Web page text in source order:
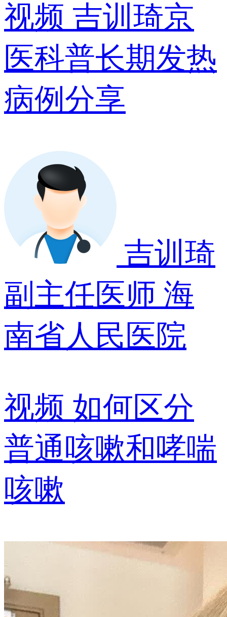
视频 吉训琦京
医科普长期发热
病例分享
吉训琦
副主任医师 海
南省人民医院
视频 如何区分
普通咳嗽和哮喘
咳嗽